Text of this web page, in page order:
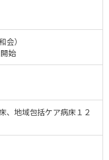
会）
始
、地域包括ケア病床１２